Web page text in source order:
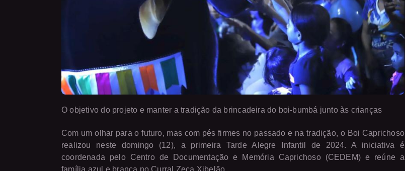
O objetivo do projeto e manter a tradição da brincadeira do boi-bumbá junto às crianças
Com um olhar para o futuro, mas com pés firmes no passado e na tradição, o Boi Caprichoso
realizou neste domingo (12), a primeira Tarde Alegre Infantil de 2024. A iniciativa é
coordenada pelo Centro de Documentação e Memória Caprichoso (CEDEM) e reúne a
família azul e branca no Curral Zeca Xibelão.